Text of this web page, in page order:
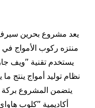
يعد مشروع بحرين
منتزه ركوب الأمواج
يستخدم تقنية "ويف
يتضمن المشروع بركة
أكاديمية "كلوب